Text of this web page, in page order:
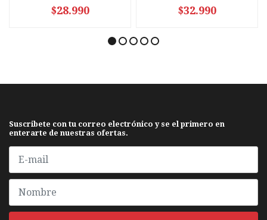
$28.990 $32.990
Suscribete con tu correo electrónico y se el primero en
enterarte de nuestras ofertas.